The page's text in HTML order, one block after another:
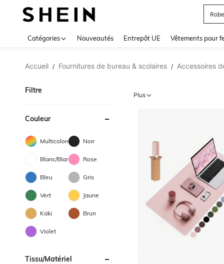
Jupe
Catégories Nouveautés Entrepôt UE Vêtements pour
Accueil / Fournitures de bureau & scolaires / Accessoires
Filtre
Couleur
Multicolore Noir
Blanc/Blanche Rose
Bleu Gris
Vert Jaune
Kaki Brun
Violet
Tissu/matériel
Plus